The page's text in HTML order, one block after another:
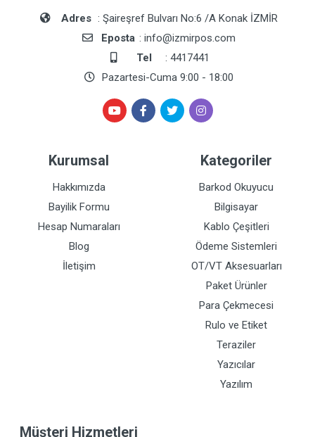
Adres : Şaireşref Bulvarı No:6 /A Konak İZMİR
Eposta : info@izmirpos.com
Tel
: 4417441
Pazartesi-Cuma 9:00 - 18:00
Kurumsal
Hakkımızda
Bayilik Formu
Hesap Numaraları
Blog
İletişim
Kategoriler
Barkod Okuyucu
Bilgisayar
Kablo Çeşitleri
Ödeme Sistemleri
OT/VT Aksesuarları
Paket Ürünler
Para Çekmecesi
Rulo ve Etiket
Teraziler
Yazıcılar
Yazılım
Müşteri Hizmetleri